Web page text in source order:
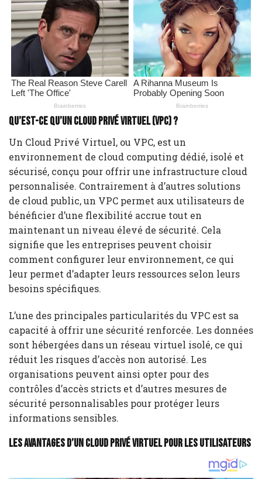
Qu’est-ce qu’un Cloud Privé Virtuel (VPC) ?
Un Cloud Privé Virtuel, ou VPC, est un
environnement de cloud computing dédié, isolé et
sécurisé, conçu pour offrir une infrastructure cloud
personnalisée. Contrairement à d’autres solutions
de cloud public, un VPC permet aux utilisateurs de
bénéficier d’une flexibilité accrue tout en
maintenant un niveau élevé de sécurité. Cela
signifie que les entreprises peuvent choisir
comment configurer leur environnement, ce qui
leur permet d’adapter leurs ressources selon leurs
besoins spécifiques.
L’une des principales particularités du VPC est sa
capacité à offrir une sécurité renforcée. Les données
sont hébergées dans un réseau virtuel isolé, ce qui
réduit les risques d’accès non autorisé. Les
organisations peuvent ainsi opter pour des
contrôles d’accès stricts et d’autres mesures de
sécurité personnalisables pour protéger leurs
informations sensibles.
Les avantages d’un Cloud Privé Virtuel pour les utilisateurs